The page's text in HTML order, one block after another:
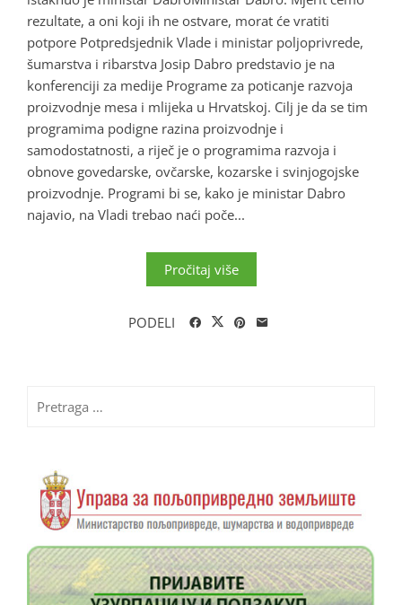
rezultate, a oni koji ih ne ostvare, morat će vratiti
potpore Potpredsjednik Vlade i ministar poljoprivrede,
šumarstva i ribarstva Josip Dabro predstavio je na
konferenciji za medije Programe za poticanje razvoja
proizvodnje mesa i mlijeka u Hrvatskoj. Cilj je da se tim
programima podigne razina proizvodnje i
samodostatnosti, a riječ je o programima razvoja i
obnove govedarske, ovčarske, kozarske i svinjogojske
proizvodnje. Programi bi se, kako je ministar Dabro
najavio, na Vladi trebao naći poče...
Pročitaj više
PODELI
za: